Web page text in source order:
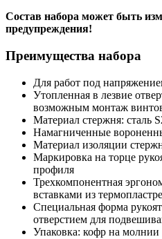
Состав набора может быть
предупреждения!
Преимущества набора
Для работ под
Утопленная в лезвие
возможным монтаж
Материал стержня: сталь
Намагниченные
Материал изоляции
Маркировка на торце
профиля
Трехкомпонентная
вставками из
Специальная форма
отверстием для
Упаковка: кофр на